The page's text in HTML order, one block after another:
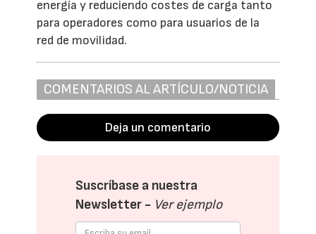
energía y reduciendo costes de carga tanto
para operadores como para usuarios de la
red de movilidad.
COMENTARIOS AL ARTÍCULO/NOTICIA
Deja un comentario
Suscríbase a nuestra
Newsletter - Ver ejemplo